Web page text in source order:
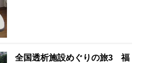
全国透析施設めぐりの旅3 福